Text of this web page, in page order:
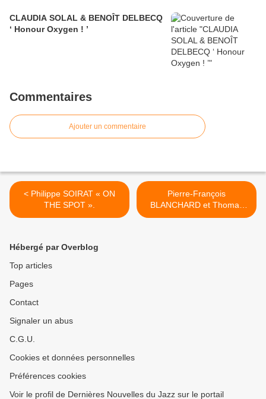
CLAUDIA SOLAL & BENOÎT DELBECQ
‘ Honour Oxygen ! ’
Commentaires
Ajouter un commentaire
< Philippe SOIRAT « ON
THE SPOT ».
Pierre-François
BLANCHARD et Thomas
SAVY #PUZZLED >
Hébergé par Overblog
Top articles
Pages
Contact
Signaler un abus
C.G.U.
Cookies et données personnelles
Préférences cookies
Voir le profil de Dernières Nouvelles du Jazz sur le portail